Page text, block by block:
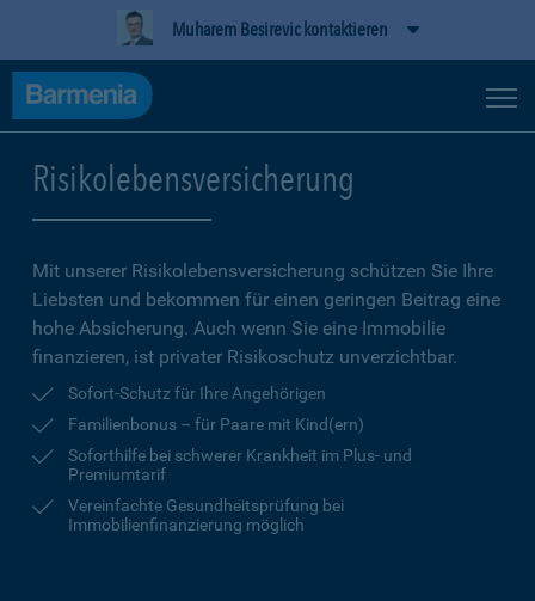
Muharem Besirevic kontaktieren
Risikolebensversicherung
Mit unserer Risikolebensversicherung schützen Sie Ihre
Liebsten und bekommen für einen geringen Beitrag eine
hohe Ab­sicherung. Auch wenn Sie eine Immobilie
finanzieren, ist privater Risikoschutz unverzichtbar.
Sofort-Schutz für Ihre Angehörigen
Familienbonus – für Paare mit Kind(ern)
Soforthilfe bei schwerer Krankheit im Plus- und
Premiumtarif
Vereinfachte Gesundheitsprüfung bei
Immobilienfinanzierung möglich